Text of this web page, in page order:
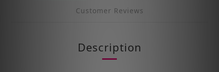
Customer Reviews
Description